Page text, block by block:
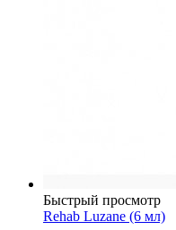
Быстрый просмотр
Rehab Luzane (6 мл)